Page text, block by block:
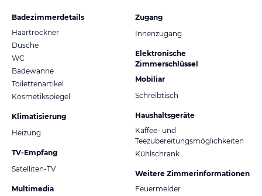
Badezimmerdetails
Haartrockner
Dusche
WC
Badewanne
Toilettenartikel
Kosmetikspiegel
Klimatisierung
Heizung
TV-Empfang
Satelliten-TV
Multimedia
Zugang
Innenzugang
Elektronische
Zimmerschlüssel
Mobiliar
Schreibtisch
Haushaltsgeräte
Kaffee- und
Teezubereitungsmöglichkeiten
Kühlschrank
Weitere Zimmerinformationen
Feuermelder